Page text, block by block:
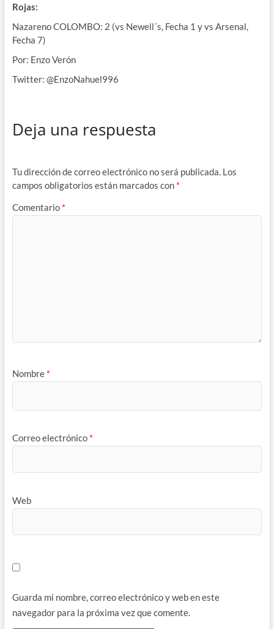
Rojas:
Nazareno COLOMBO: 2 (vs Newell´s, Fecha 1 y vs Arsenal,
Fecha 7)
Por: Enzo Verón
Twitter: @EnzoNahuel996
Deja una respuesta
Tu dirección de correo electrónico no será publicada. Los
campos obligatorios están marcados con *
Comentario *
Nombre *
Correo electrónico *
Web
Guarda mi nombre, correo electrónico y web en este
navegador para la próxima vez que comente.